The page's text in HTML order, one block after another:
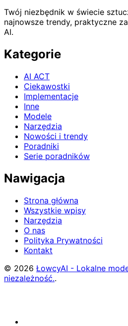
Twój niezbędnik w świecie
najnowsze trendy, praktyczne
AI.
Kategorie
AI ACT
Ciekawostki
Implementacje
Inne
Modele
Narzędzia
Nowości i trendy
Poradniki
Serie poradników
Nawigacja
Strona główna
Wszystkie wpisy
Narzędzia
O nas
Polityka Prywatności
Kontakt
© 2026 ŁowcyAI - Lokalne
niezależność..